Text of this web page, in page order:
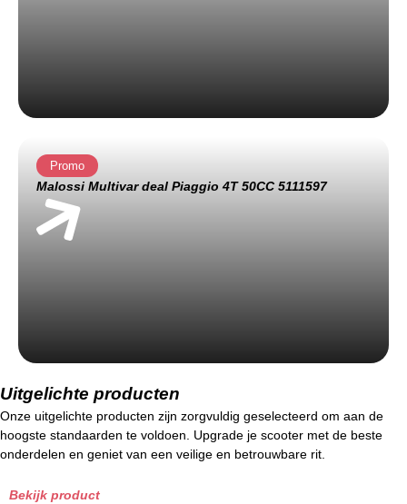
Promo
Malossi Multivar deal Piaggio 4T 50CC 5111597
Uitgelichte producten
Onze uitgelichte producten zijn zorgvuldig geselecteerd om aan de
hoogste standaarden te voldoen. Upgrade je scooter met de beste
onderdelen en geniet van een veilige en betrouwbare rit.
Bekijk product